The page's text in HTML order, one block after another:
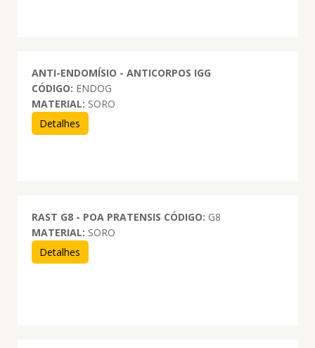
ANTI-ENDOMÍSIO - ANTICORPOS IGG
CÓDIGO: ENDOG
MATERIAL: SORO
Detalhes
RAST G8 - POA PRATENSIS CÓDIGO: G8
MATERIAL: SORO
Detalhes